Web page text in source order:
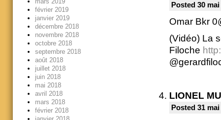
Posted 30
(Vidéo) La
Filoche
LIONEL
Posted 31
février 2019
janvier 2019
décembre 2018
novembre 2018
octobre 2018
septembre 2018
août 2018
juillet 2018
juin 2018
mai 2018
avril 2018
mars 2018
février 2018